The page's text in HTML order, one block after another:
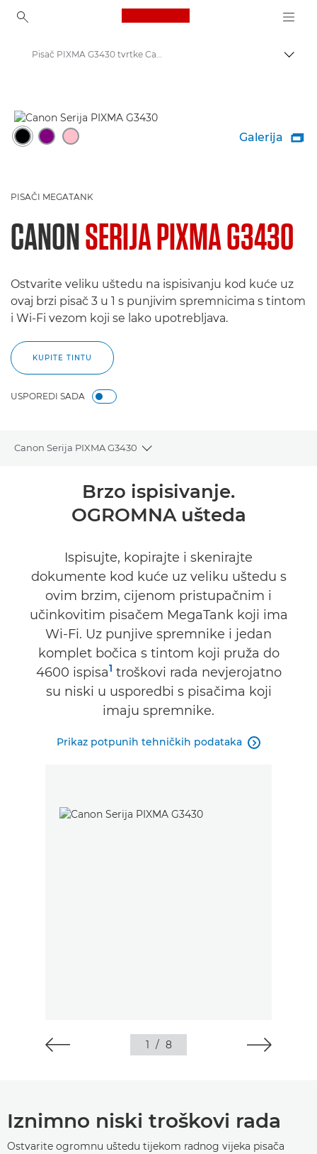
Canon Logo, back to
Pisač PIXMA G3430 tvrtke Canon
Galerija 
PISAČI MEGATANK
CANONSERIJA PIXMA G3430
Ostvarite veliku uštedu na ispisivanju kod kuće uz
ovaj brzi pisač 3 u 1 s punjivim spremnicima s tintom
i Wi-Fi vezom koji se lako upotrebljava.
KUPITE TINTU
USPOREDI SADA
Canon Serija PIXMA G3430
Toggle breadcrumbs
Tehnički podaci
KUPITE TINTU
Brzo ispisivanje.
OGROMNA ušteda
Ispisujte, kopirajte i skenirajte
dokumente kod kuće uz veliku uštedu s
ovim brzim, cijenom pristupačnim i
učinkovitim pisačem MegaTank koji ima
Wi-Fi. Uz punjive spremnike i jedan
komplet bočica s tintom koji pruža do
4600 ispisa1 troškovi rada nevjerojatno
su niski u usporedbi s pisačima koji
imaju spremnike.
Prikaz potpunih tehničkih podataka 
1 / 8
Iznimno niski troškovi rada
Ostvarite ogromnu uštedu tijekom radnog vijeka pisača